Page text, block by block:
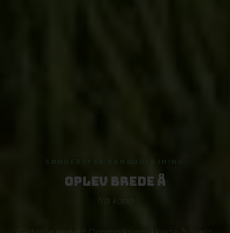
SØNDERJYSK KANOUDLEJNING
Oplev Brede Å
fra kano